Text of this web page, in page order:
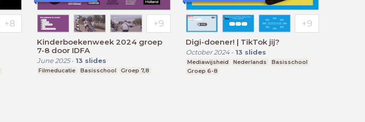
Kinderboekenweek 2024 groep
7-8 door IDFA
June 2025- 13 slides
Filmeducatie Basisschool Groep 7,8
Digi-doener! | TikTok jij?
October 2024- 13 slides
Mediawijsheid Nederlands
Basisschool
Groep 6-8